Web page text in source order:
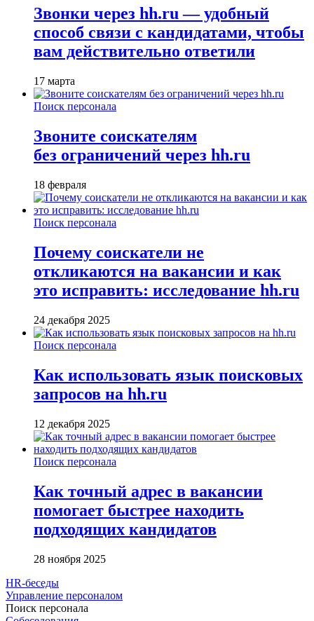
Звонки через hh.ru — удобный
способ связи с кандидатами, чтобы
вам действительно ответили
17 марта
Поиск персонала
Звоните соискателям
без ограничений через hh.ru
18 февраля
Поиск персонала
Почему соискатели не
откликаются на вакансии и как
это исправить: исследование hh.ru
24 декабря 2025
Поиск персонала
Как использовать язык поисковых
запросов на hh.ru
12 декабря 2025
Поиск персонала
Как точный адрес в вакансии
помогает быстрее находить
подходящих кандидатов
28 ноября 2025
HR-беседы
Управление персоналом
Поиск персонала